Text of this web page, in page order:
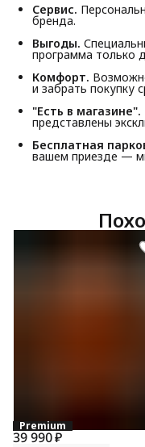
Сервис.
бренда.
Выгоды.
программа только
Комфорт.
и забрать покупку
"Есть в магазине".
представлены
Бесплатная
вашем приезде —
Premium
39 990 ₽